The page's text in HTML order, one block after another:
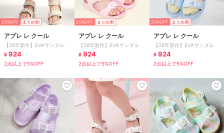
20%OFF まとめ割
アプレ レ クール
【26年新作】EVAサンダル
¥ 924
2点以上で5%OFF
20%OFF まとめ割
アプレ レ クール
【26年新作】EVAサンダル
¥ 924
2点以上で5%OFF
20%OFF まとめ割
アプレ レ クール
【26年新作】EVAサンダル
¥ 924
2点以上で5%OFF